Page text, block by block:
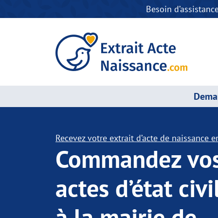
Besoin
Recevez votre extrait d’acte de naissance
Commandez
actes d’état